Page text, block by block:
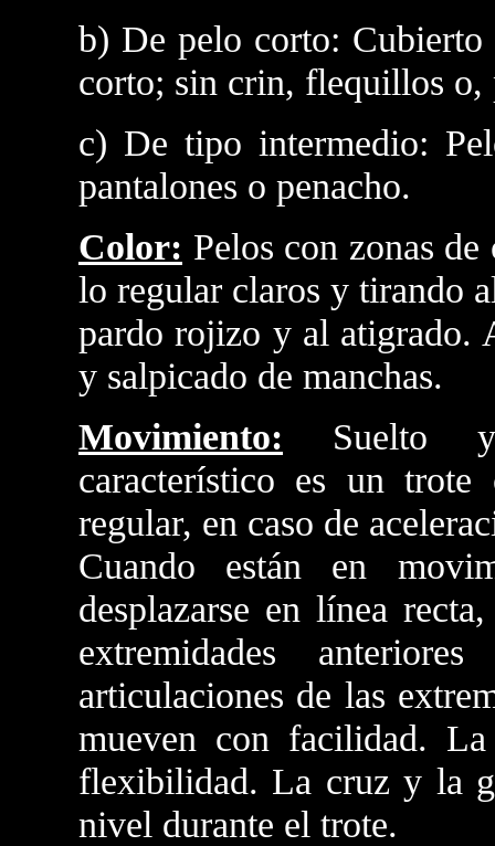
b) De pelo corto: Cubierto
corto; sin crin, flequillos o,
c) De tipo intermedio:
pantalones o penacho.
Color: Pelos con zonas
lo regular claros y tirando
pardo rojizo y al atigrado.
y salpicado de manchas.
Movimiento: Suelto y
característico es un
regular, en caso de
Cuando están en
desplazarse en línea
extremidades
articulaciones de las
mueven con facilidad.
flexibilidad. La cruz y la
nivel durante el trote.